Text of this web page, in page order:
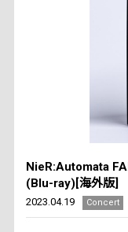
NieR:Automata
(Blu-ray)[海外版]
2023.04.19 Concert